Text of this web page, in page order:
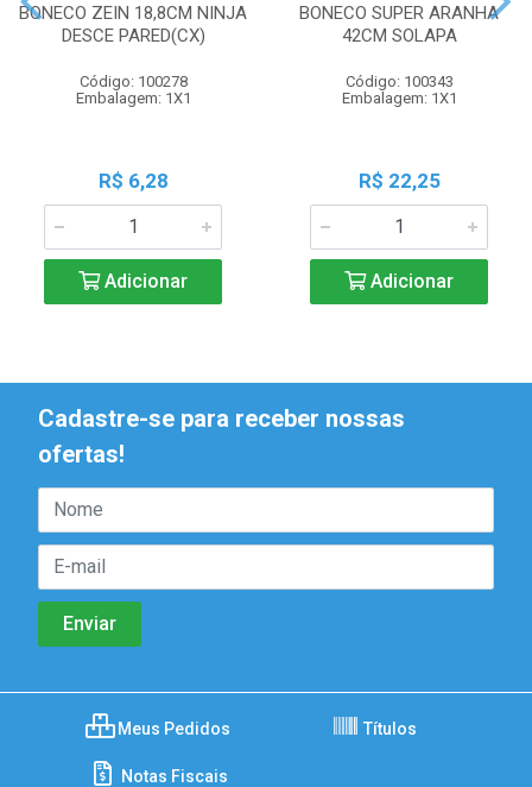
BONECO ZEIN 18,8CM NINJA
DESCE PARED(CX)
Código: 100278
Embalagem: 1X1
R$ 6,28
Adicionar
BONECO SUPER ARANHA
42CM SOLAPA
Código: 100343
Embalagem: 1X1
R$ 22,25
Adicionar
Cadastre-se para receber nossas
ofertas!
Meus Pedidos Títulos
Notas Fiscais